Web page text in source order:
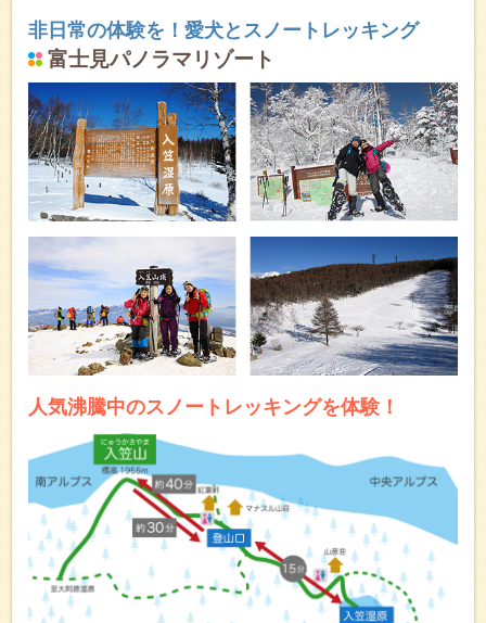
非日常の体験を！愛犬とスノートレッキング
富士見パノラマリゾート
人気沸騰中のスノートレッキングを体験！